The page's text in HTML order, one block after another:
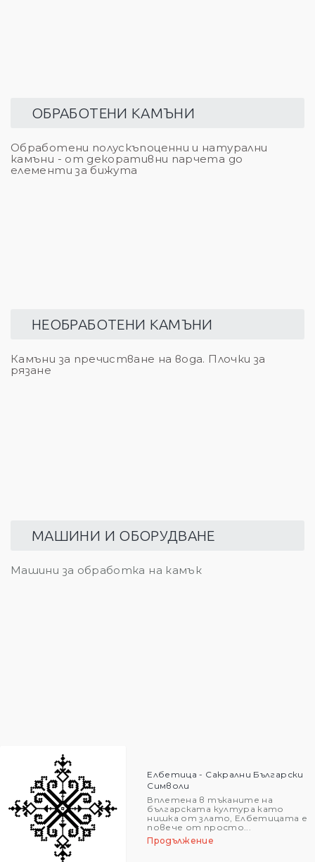
ОБРАБОТЕНИ КАМЪНИ
Обработени полускъпоценни и натурални
камъни - от декоративни парчета до
елементи за бижута
НЕОБРАБОТЕНИ КАМЪНИ
Камъни за пречистване на вода. Плочки за
рязане
МАШИНИ И ОБОРУДВАНЕ
Машини за обработка на камък
Елбетица - Сакрални Български
Символи
Вплетена в тъканите на
българската култура като
нишка от злато, Елбетицата е
повече от просто...
Продължение